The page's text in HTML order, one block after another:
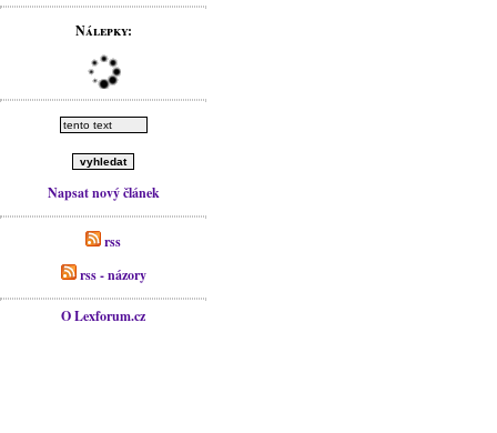
Nálepky:
Napsat nový článek
rss
rss - názory
O Lexforum.cz